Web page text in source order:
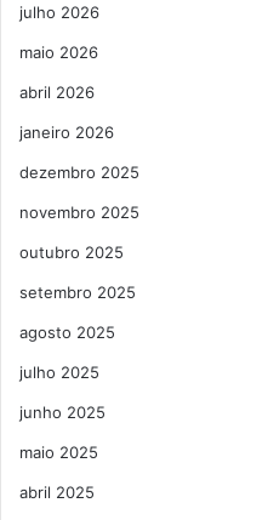
julho 2026
maio 2026
abril 2026
janeiro 2026
dezembro 2025
novembro 2025
outubro 2025
setembro 2025
agosto 2025
julho 2025
junho 2025
maio 2025
abril 2025